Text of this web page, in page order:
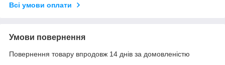
Всі умови оплати
Умови повернення
Повернення товару впродовж 14 днів за домовленістю